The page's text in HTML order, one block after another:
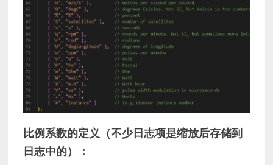
比例系数的定义（不少日志项是缩放后存储到
日志中的）：